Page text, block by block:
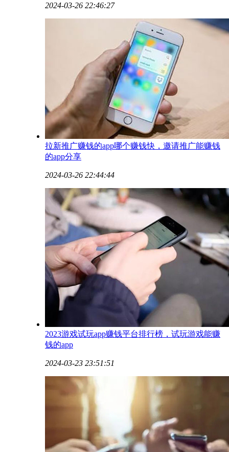
2024-03-26 22:46:27
​拉新推广赚钱的app哪个赚钱快，邀请推广能赚钱
的app分享
2024-03-26 22:44:44
2023游戏试玩app赚钱平台排行榜，试玩游戏能赚
钱的app
2024-03-23 23:51:51